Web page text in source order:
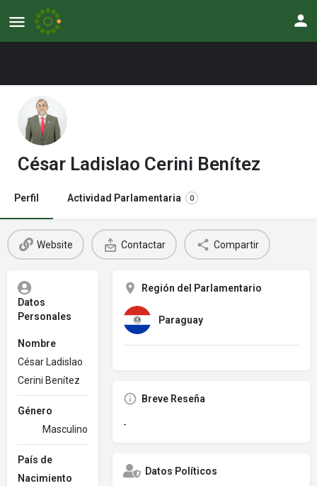
César Ladislao Cerini Benítez
Perfil Actividad Parlamentaria 0
Website Contactar Compartir
Datos
Personales
Nombre
César Ladislao
Cerini Benítez
Género
Masculino
País de
Nacimiento
Región del Parlamentario
Paraguay
Breve Reseña
-
Datos Políticos